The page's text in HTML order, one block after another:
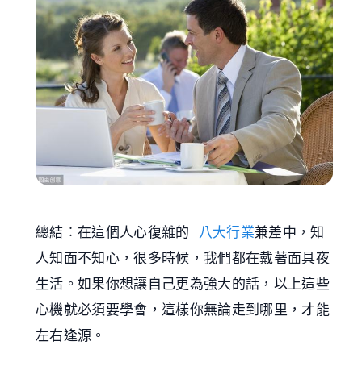
總結︰在這個人心復雜的 八大行業兼差中，知
人知面不知心，很多時候，我們都在戴著面具夜
生活。如果你想讓自己更為強大的話，以上這些
心機就必須要學會，這樣你無論走到哪里，才能
左右逢源。